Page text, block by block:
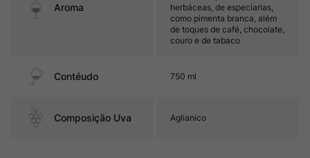
Aroma
herbáceas, de especiarias,
como pimenta branca, além
de toques de café, chocolate,
couro e de tabaco
Contéudo 750 ml
Composição Uva Aglianico